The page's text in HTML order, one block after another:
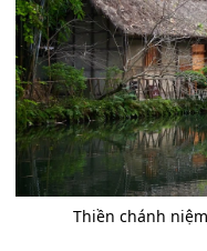
Thiền chánh